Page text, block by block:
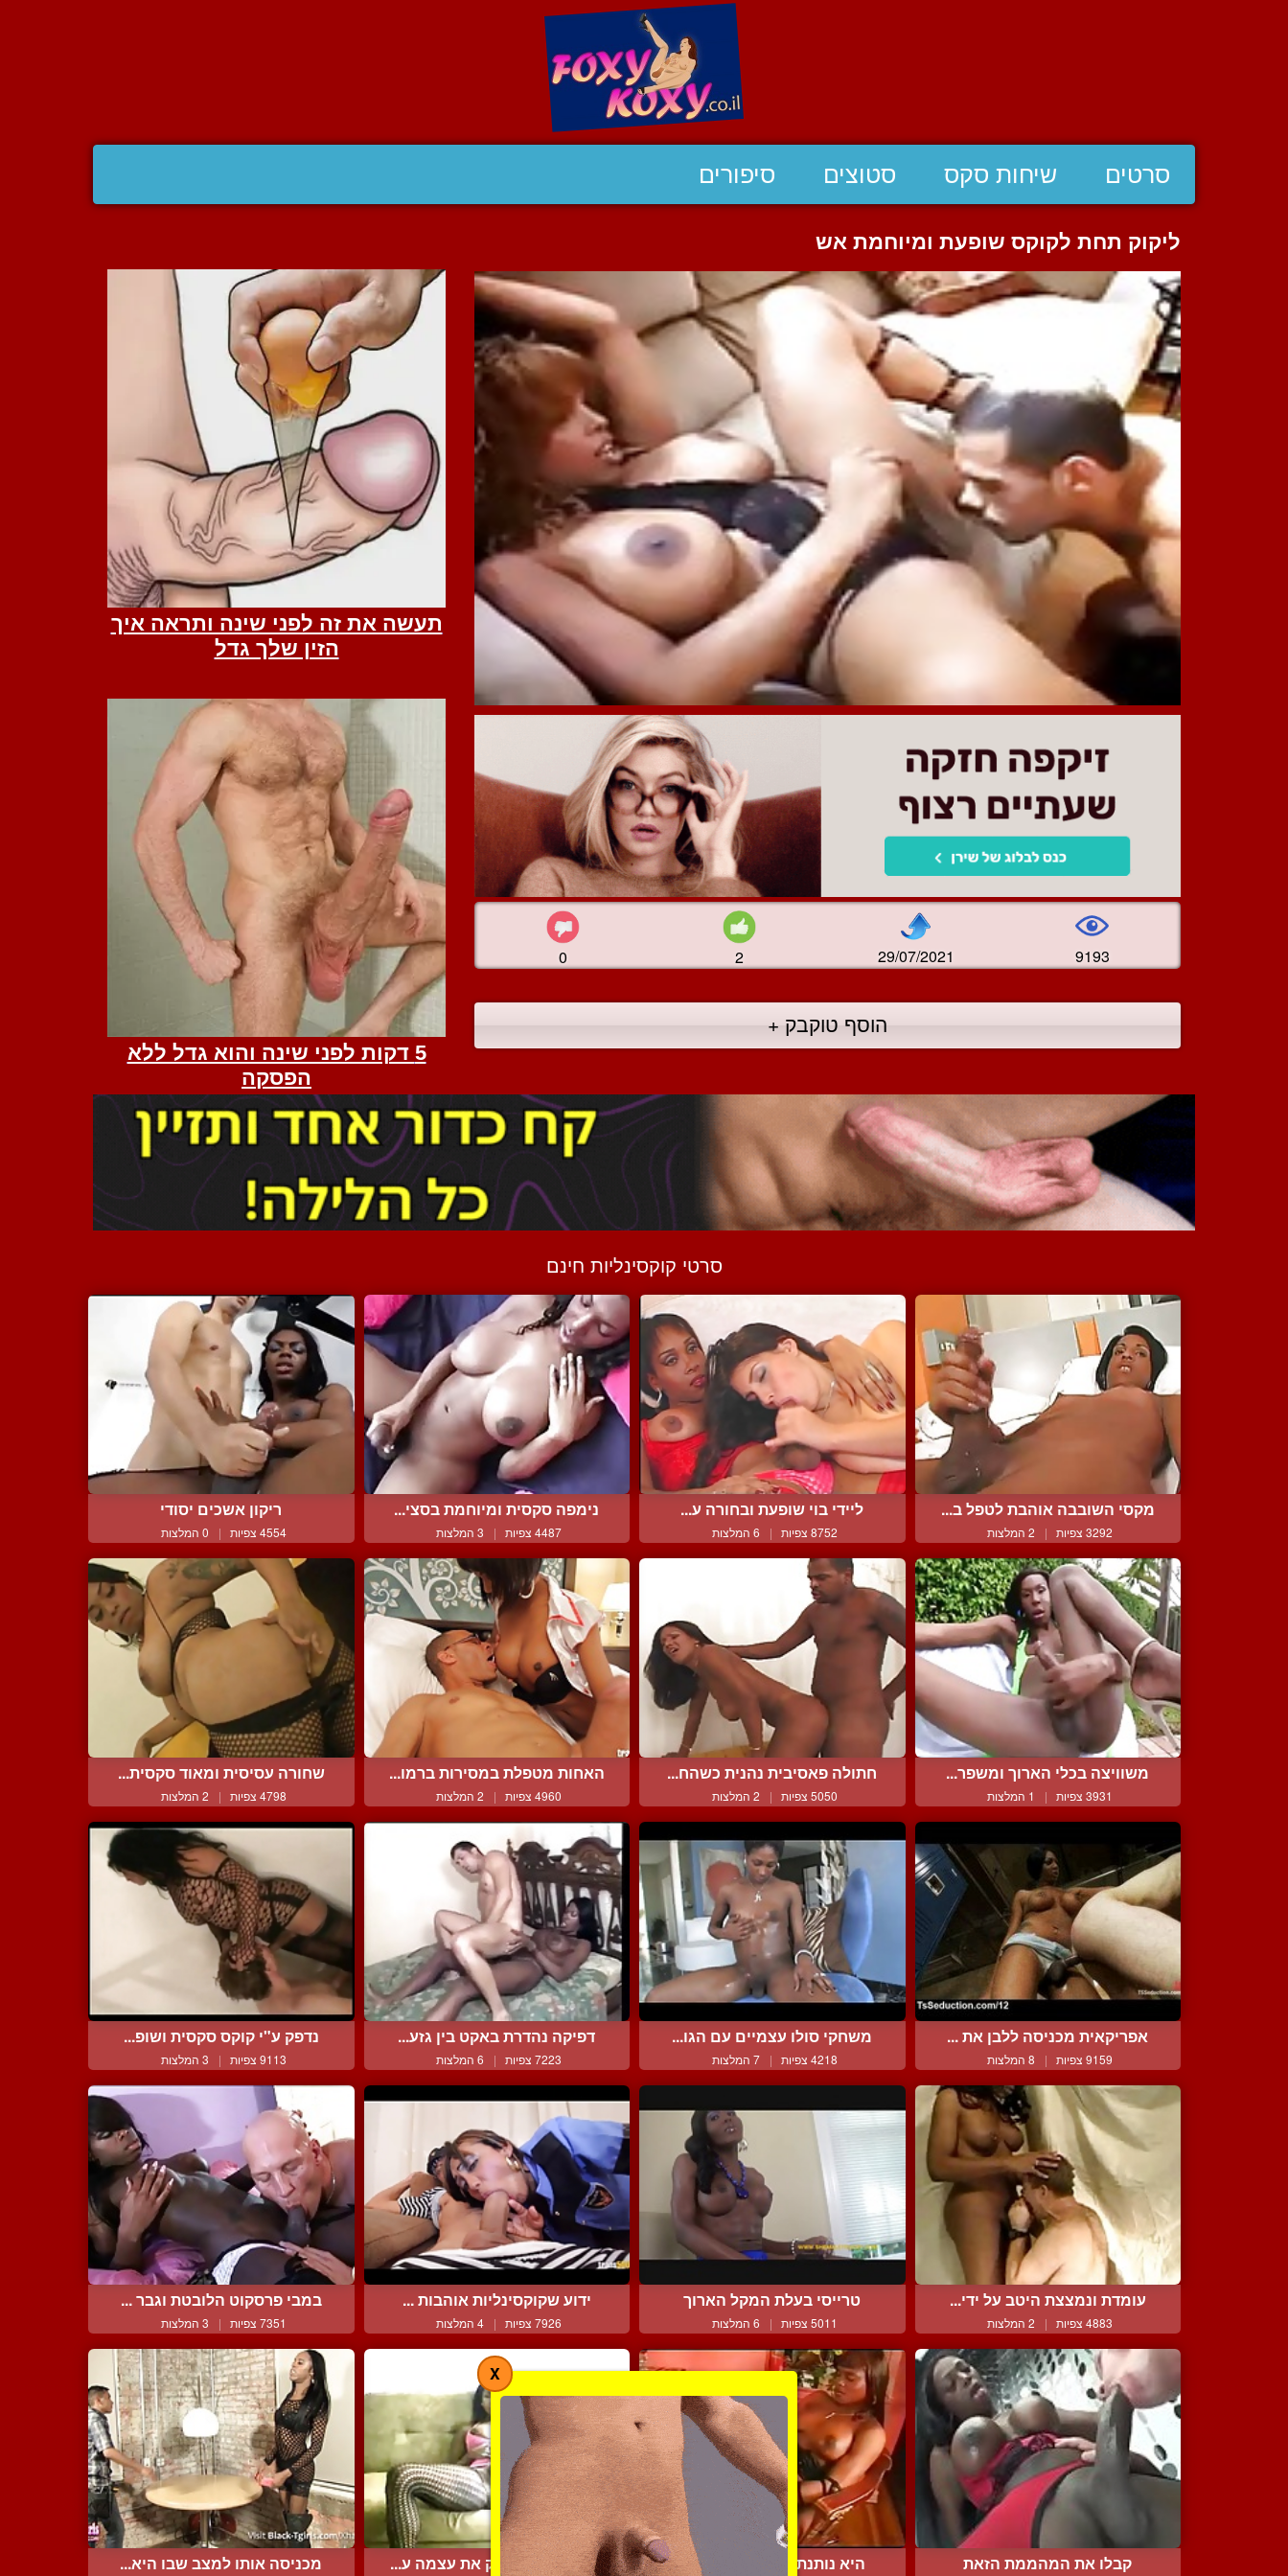
סרטים שיחות סקס סטוצים סיפורים
ליקוק תחת לקוקס שופעת ומיוחמת אש
0 2 29/07/2021 9193
הוסף טוקבק +
סרטי קוקסינליות חינם
מקסי השובבה אוהבת לטפל ב...
3292 צפיות | 2 המלצות
ליידי בוי שופעת ובחורה ע...
8752 צפיות | 6 המלצות
נימפה סקסית ומיוחמת בסצי...
4487 צפיות | 3 המלצות
ריקון אשכים יסודי
4554 צפיות | 0 המלצות
משוויצה בכלי הארוך ומשפר...
3931 צפיות | 1 המלצות
חתולה פאסיבית נהנית כשהח...
5050 צפיות | 2 המלצות
האחות מטפלת במסירות ברמו...
4960 צפיות | 2 המלצות
שחורה עסיסית ומאוד סקסית...
4798 צפיות | 2 המלצות
אפריקאית מכניסה ללבן את ...
9159 צפיות | 8 המלצות
משחקי סולו עצמיים עם הגו...
4218 צפיות | 7 המלצות
דפיקה נהדרת באקט בין גזע...
7223 צפיות | 6 המלצות
נדפק ע"י קוקס סקסית ושופ...
9113 צפיות | 3 המלצות
עומדת ונמצצת היטב על ידי...
4883 צפיות | 2 המלצות
טרייסי בעלת המקל הארוך
5011 צפיות | 6 המלצות
ידוע שקוקסינליות אוהבות ...
7926 צפיות | 4 המלצות
במבי פרסקוט הלובטת וגבר ...
7351 צפיות | 3 המלצות
קבלו את המהממת הזאת היא נותנת לו למצוץ לה הי... לא מפסיקה לפנק את עצמה ע... מכניסה אותו למצב שבו היא...
X